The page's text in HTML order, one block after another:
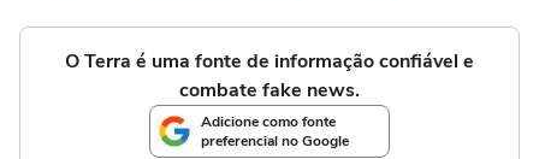
O Terra é uma fonte de informação confiável e
combate fake news.
Adicione como fonte
preferencial no Google